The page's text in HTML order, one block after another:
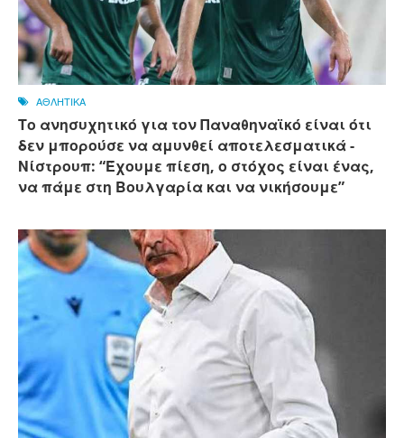
ΑΘΛΗΤΙΚΑ
Το ανησυχητικό για τον Παναθηναϊκό είναι ότι
δεν μπορούσε να αμυνθεί αποτελεσματικά -
Νίστρουπ: “Έχουμε πίεση, ο στόχος είναι ένας,
να πάμε στη Βουλγαρία και να νικήσουμε”